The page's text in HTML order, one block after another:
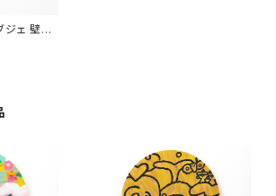
ジェ 壁掛